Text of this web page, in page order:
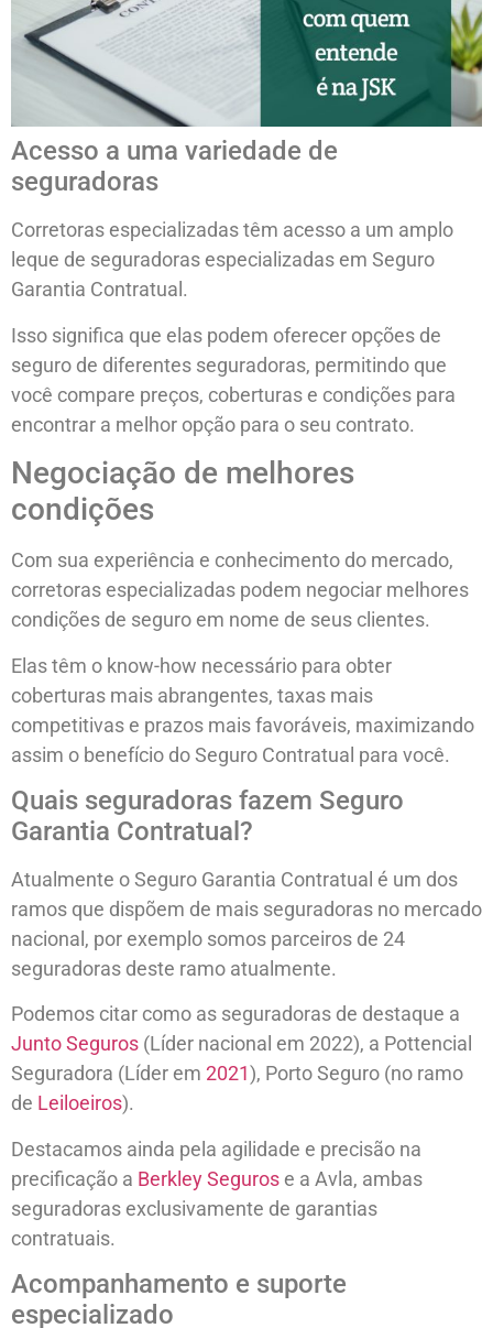
Acesso a uma variedade de
seguradoras
Corretoras especializadas têm acesso a um amplo
leque de seguradoras especializadas em Seguro
Garantia Contratual.
Isso significa que elas podem oferecer opções de
seguro de diferentes seguradoras, permitindo que
você compare preços, coberturas e condições para
encontrar a melhor opção para o seu contrato.
Negociação de melhores
condições
Com sua experiência e conhecimento do mercado,
corretoras especializadas podem negociar melhores
condições de seguro em nome de seus clientes.
Elas têm o know-how necessário para obter
coberturas mais abrangentes, taxas mais
competitivas e prazos mais favoráveis, maximizando
assim o benefício do Seguro Contratual para você.
Quais seguradoras fazem Seguro
Garantia Contratual?
Atualmente o Seguro Garantia Contratual é um dos
ramos que dispõem de mais seguradoras no mercado
nacional, por exemplo somos parceiros de 24
seguradoras deste ramo atualmente.
Podemos citar como as seguradoras de destaque a
Junto Seguros (Líder nacional em 2022), a Pottencial
Seguradora (Líder em 2021), Porto Seguro (no ramo
de Leiloeiros).
Destacamos ainda pela agilidade e precisão na
precificação a Berkley Seguros e a Avla, ambas
seguradoras exclusivamente de garantias
contratuais.
Acompanhamento e suporte
especializado